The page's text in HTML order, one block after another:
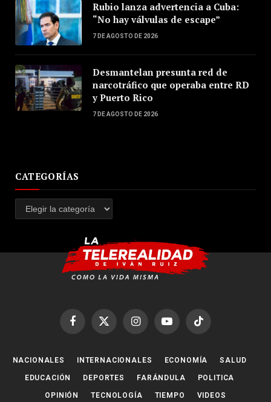
Rubio lanza advertencia a Cuba:
“No hay válvulas de escape”
7 DE AGOSTO DE 2026
Desmantelan presunta red de
narcotráfico que operaba entre RD
y Puerto Rico
7 DE AGOSTO DE 2026
CATEGORÍAS
Categorías
FacebookX
(Twitter)
InstagramYouTubeTikTok
NACIONALES INTERNACIONALES ECONOMÍA SALUD
EDUCACIÓN DEPORTES FARÁNDULA POLITICA
OPINIÓN TECNOLOGÍA TIEMPO VIDEOS